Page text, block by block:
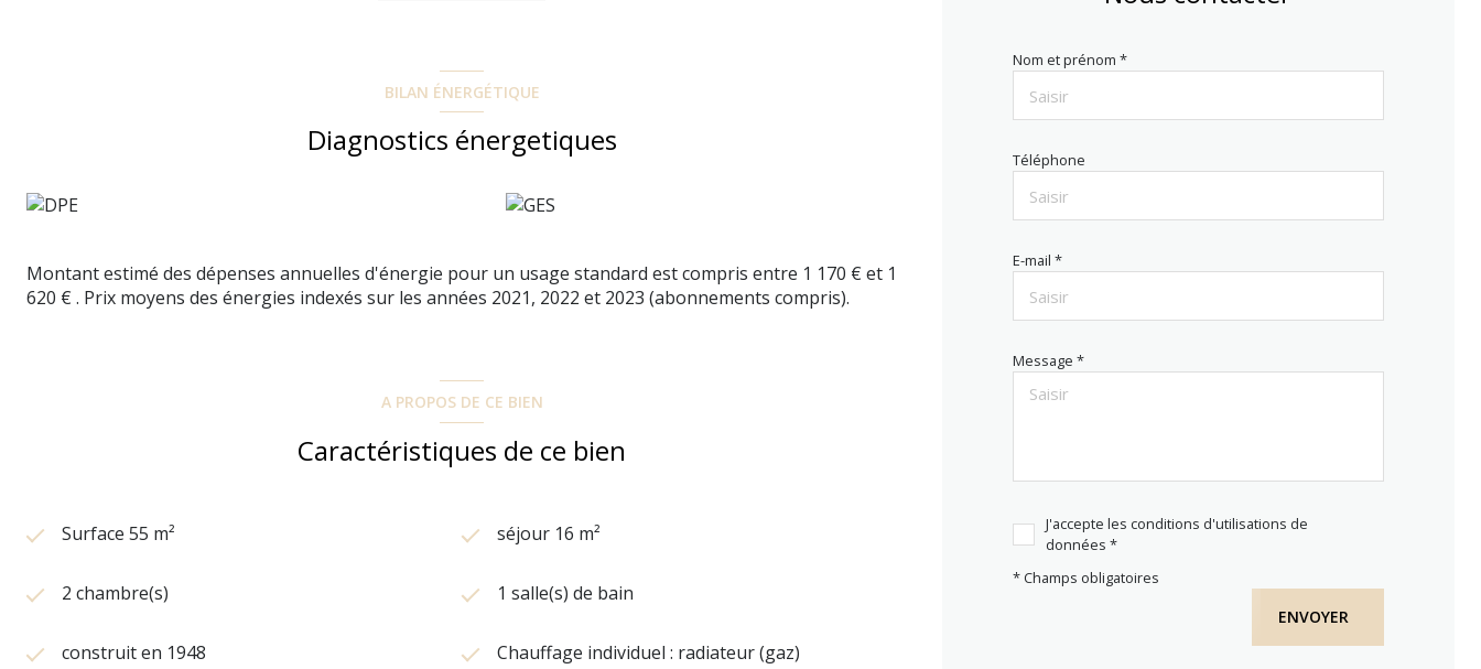
BILAN ÉNERGÉTIQUE
Diagnostics énergetiques
Montant estimé des dépenses annuelles d'énergie pour un usage standard est compris entre 1 170 € et 1
620 € . Prix moyens des énergies indexés sur les années 2021, 2022 et 2023 (abonnements compris).
A PROPOS DE CE BIEN
Caractéristiques de ce bien
Surface 55 m² séjour 16 m²
2 chambre(s) 1 salle(s) de bain
construit en 1948 Chauffage individuel : radiateur (gaz)
Nom et prénom *
Téléphone
E-mail *
Message *
J'accepte les conditions d'utilisations de
données *
* Champs obligatoires
ENVOYER